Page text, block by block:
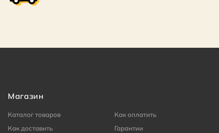
Магазин
Каталог товаров
Как оплатить
Как доставить
Гарантии